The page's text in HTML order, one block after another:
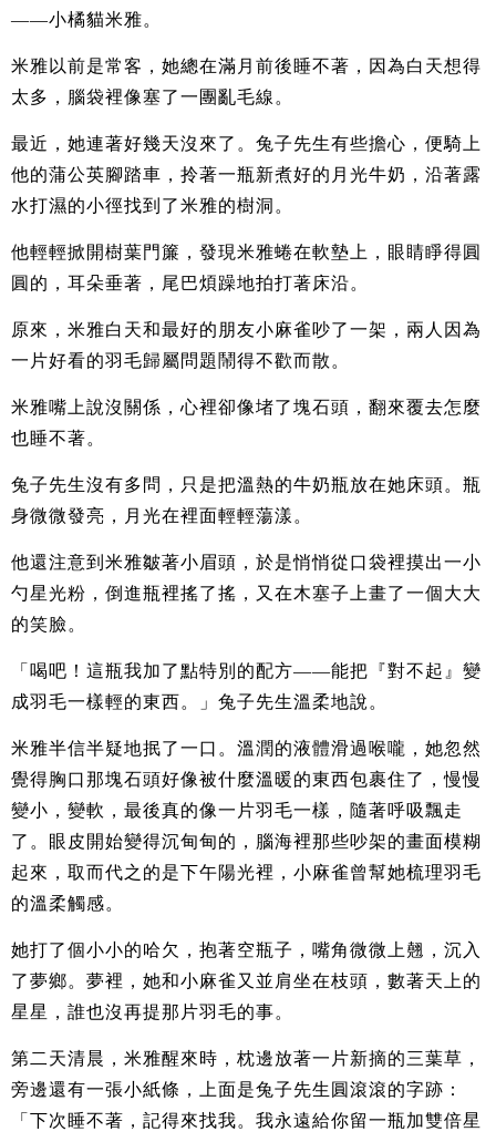
——小橘貓米雅。
米雅以前是常客，她總在滿月前後睡不著，因為白天想得
太多，腦袋裡像塞了一團亂毛線。
最近，她連著好幾天沒來了。兔子先生有些擔心，便騎上
他的蒲公英腳踏車，拎著一瓶新煮好的月光牛奶，沿著露
水打濕的小徑找到了米雅的樹洞。
他輕輕掀開樹葉門簾，發現米雅蜷在軟墊上，眼睛睜得圓
圓的，耳朵垂著，尾巴煩躁地拍打著床沿。
原來，米雅白天和最好的朋友小麻雀吵了一架，兩人因為
一片好看的羽毛歸屬問題鬧得不歡而散。
米雅嘴上說沒關係，心裡卻像堵了塊石頭，翻來覆去怎麼
也睡不著。
兔子先生沒有多問，只是把溫熱的牛奶瓶放在她床頭。瓶
身微微發亮，月光在裡面輕輕蕩漾。
他還注意到米雅皺著小眉頭，於是悄悄從口袋裡摸出一小
勺星光粉，倒進瓶裡搖了搖，又在木塞子上畫了一個大大
的笑臉。
「喝吧！這瓶我加了點特別的配方——能把『對不起』變
成羽毛一樣輕的東西。」兔子先生溫柔地說。
米雅半信半疑地抿了一口。溫潤的液體滑過喉嚨，她忽然
覺得胸口那塊石頭好像被什麼溫暖的東西包裹住了，慢慢
變小，變軟，最後真的像一片羽毛一樣，隨著呼吸飄走
了。眼皮開始變得沉甸甸的，腦海裡那些吵架的畫面模糊
起來，取而代之的是下午陽光裡，小麻雀曾幫她梳理羽毛
的溫柔觸感。
她打了個小小的哈欠，抱著空瓶子，嘴角微微上翹，沉入
了夢鄉。夢裡，她和小麻雀又並肩坐在枝頭，數著天上的
星星，誰也沒再提那片羽毛的事。
第二天清晨，米雅醒來時，枕邊放著一片新摘的三葉草，
旁邊還有一張小紙條，上面是兔子先生圓滾滾的字跡：
「下次睡不著，記得來找我。我永遠給你留一瓶加雙倍星